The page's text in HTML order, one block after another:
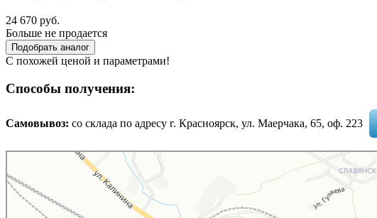
24 670 руб.
Больше не продается
Подобрать аналог
С похожей ценой и параметрами!
Способы получения:
Самовывоз: cо склада по адресу г. Красноярск, ул. Маерчака, 65, оф. 223 ​